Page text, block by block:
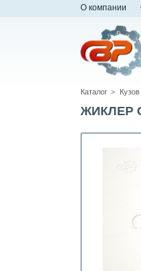
О компании
Каталог Кузов
ЖИКЛЕР